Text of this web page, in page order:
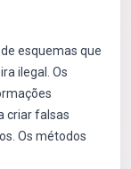
esquemas que
ilegal. Os
criar falsas
Os métodos